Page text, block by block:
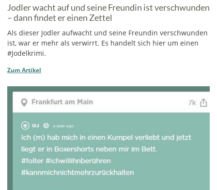
Jodler wacht auf und seine Freundin ist verschwunden
– dann findet er einen Zettel
Als dieser Jodler aufwacht und seine Freundin verschwunden
ist, war er mehr als verwirrt. Es handelt sich hier um einen
#Jodelkrimi.
Zum Artikel